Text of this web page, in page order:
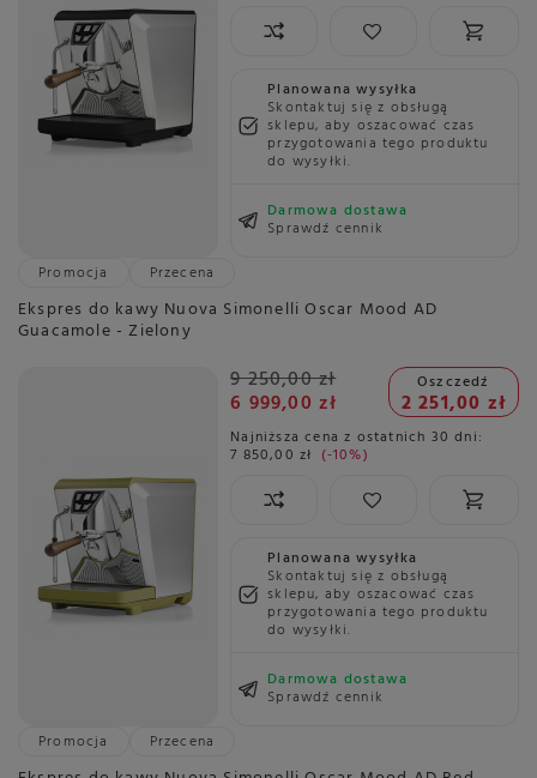
Planowana wysyłka
Skontaktuj się z obsługą
sklepu, aby oszacować czas
przygotowania tego produktu
do wysyłki.
Darmowa dostawa
Sprawdź cennik
Promocja
Przecena
Ekspres do kawy Nuova Simonelli Oscar Mood AD
Guacamole - Zielony
9 250,00 zł
6 999,00 zł
Oszczedź
2 251,00 zł
Najniższa cena z ostatnich 30 dni:
7 850,00 zł -10%
Planowana wysyłka
Skontaktuj się z obsługą
sklepu, aby oszacować czas
przygotowania tego produktu
do wysyłki.
Darmowa dostawa
Sprawdź cennik
Promocja
Przecena